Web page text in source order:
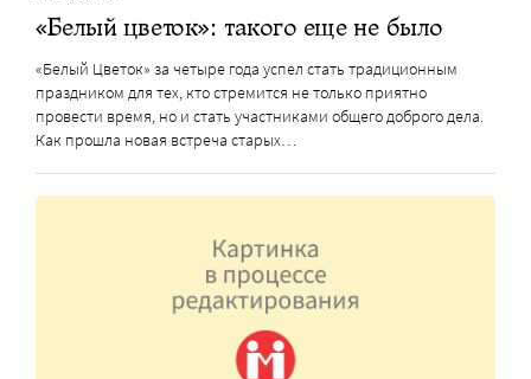
«Белый цветок»: такого еще не было
«Белый Цветок» за четыре года успел стать традиционным
праздником для тех, кто стремится не только приятно
провести время, но и стать участниками общего доброго дела.
Как прошла новая встреча старых…